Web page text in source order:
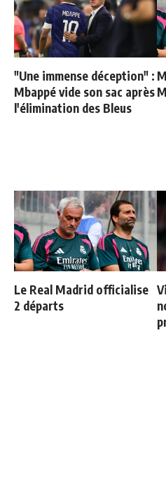
"Une immense déception" :
Mbappé vide son sac après
l'élimination des Bleus
Le Real Madrid officialise
2 départs